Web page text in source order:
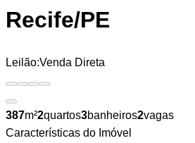
Recife/PE
Leilão:Venda Direta
387m²2quartos3banheiros2vagas
Características do Imóvel